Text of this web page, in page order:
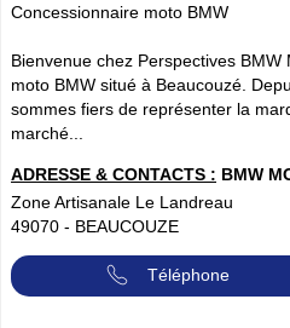
Concessionnaire moto BMW
Bienvenue chez Perspectives
moto BMW situé à Beaucouzé.
sommes fiers de représenter la
marché...
ADRESSE & CONTACTS : BMW
Zone Artisanale Le Landreau
49070 - BEAUCOUZE
Téléphone